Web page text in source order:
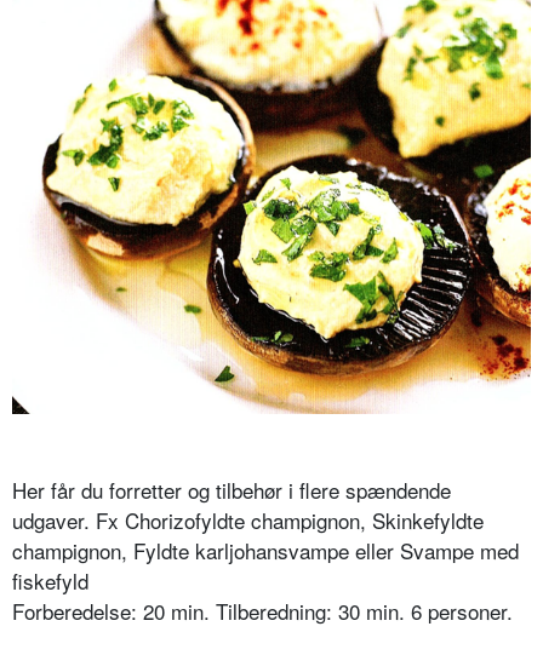
Her får du forretter og tilbehør i flere spændende
udgaver. Fx Chorizofyldte champignon, Skinkefyldte
champignon, Fyldte karljohansvampe eller Svampe med
fiskefyld
Forberedelse: 20 min. Tilberedning: 30 min. 6 personer.